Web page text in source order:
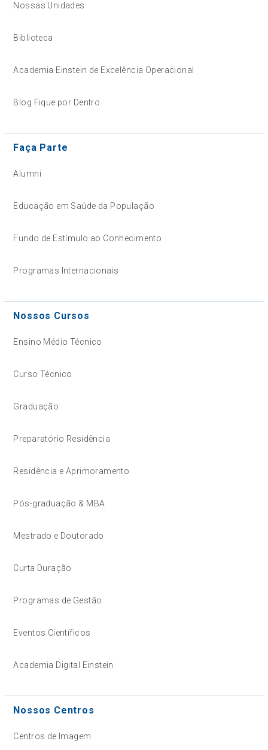
Nossas Unidades
Biblioteca
Academia Einstein de Excelência Operacional
Blog Fique por Dentro
Faça Parte
Alumni
Educação em Saúde da População
Fundo de Estímulo ao Conhecimento
Programas Internacionais
Nossos Cursos
Ensino Médio Técnico
Curso Técnico
Graduação
Preparatório Residência
Residência e Aprimoramento
Pós-graduação & MBA
Mestrado e Doutorado
Curta Duração
Programas de Gestão
Eventos Científicos
Academia Digital Einstein
Nossos Centros
Centros de Imagem